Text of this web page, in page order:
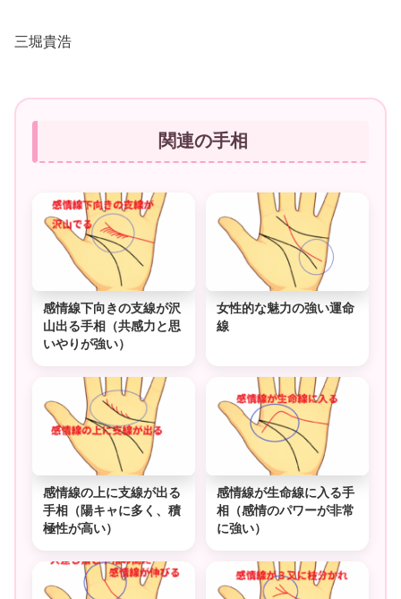
三堀貴浩
関連の手相
感情線下向きの支線が沢
山出る手相（共感力と思
いやりが強い）
女性的な魅力の強い運命
線
感情線の上に支線が出る
手相（陽キャに多く、積
極性が高い）
感情線が生命線に入る手
相（感情のパワーが非常
に強い）